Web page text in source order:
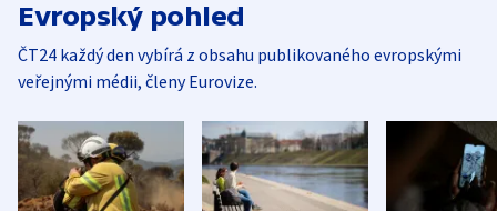
Evropský pohled
ČT24 každý den vybírá z obsahu publikovaného evropskými
veřejnými médii, členy Eurovize.